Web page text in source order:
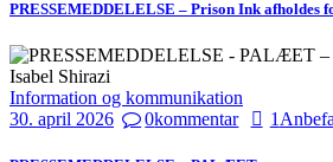
PRESSEMEDDELELSE – Prison Ink afholdes
Information og kommunikation
30. april 2026
0kommentar 1